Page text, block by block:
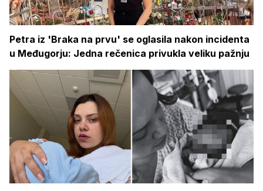
Petra iz 'Braka na prvu' se oglasila nakon incidenta
u Međugorju: Jedna rečenica privukla veliku pažnju